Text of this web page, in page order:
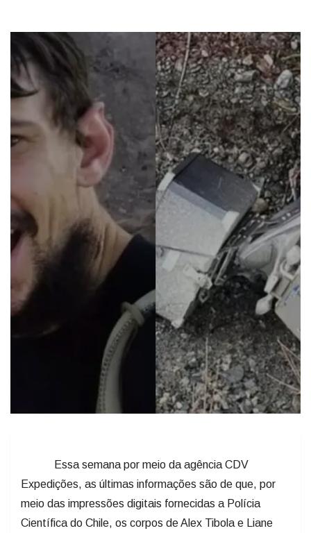
Essa semana por meio da agência CDV
Expedições, as últimas informações são de que, por
meio das impressões digitais fornecidas a Polícia
Científica do Chile, os corpos de Alex Tibola e Liane